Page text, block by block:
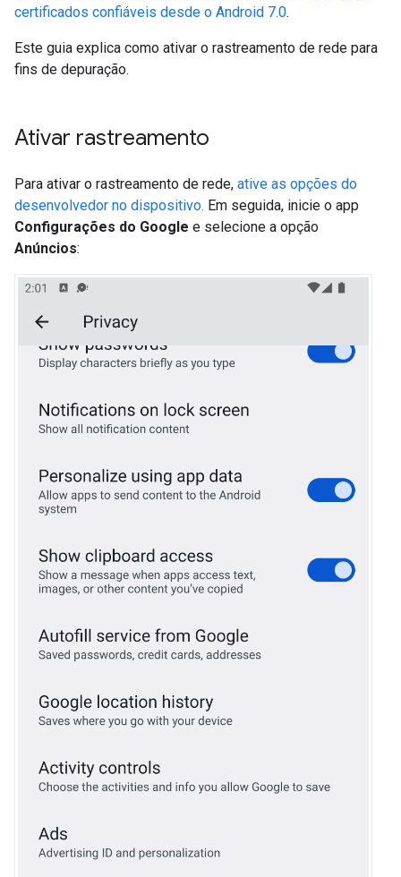
certificados confiáveis desde o Android 7.0.
Este guia explica como ativar o rastreamento de rede para
fins de depuração.
Ativar rastreamento
Para ativar o rastreamento de rede, ative as opções do
desenvolvedor no dispositivo. Em seguida, inicie o app
Configurações do Google e selecione a opção
Anúncios: